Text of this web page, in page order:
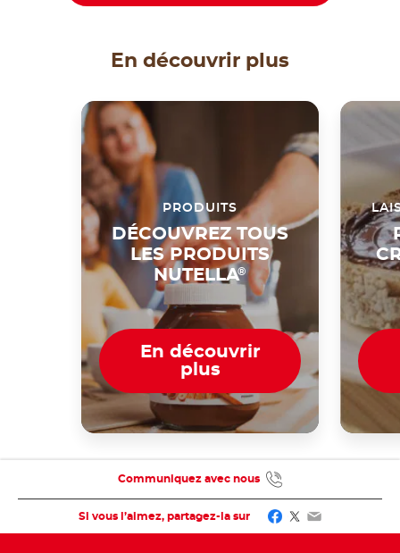
En découvrir plus
PRODUITS
DÉCOUVREZ TOUS
LES PRODUITS
NUTELLA®
En découvrir
plus
Si vous l’aimez, partagez-la sur Facebook
Twitter
Email
Communiquez avec nous